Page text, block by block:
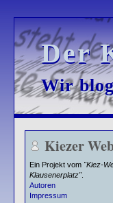
Der
Der
Wir
Wir
Kiezer
Ein Projekt vom "Kiez-
Klausenerplatz".
Autoren
Impressum